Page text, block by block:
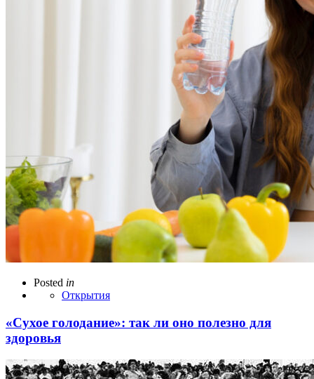
Posted in
Открытия
«Сухое голодание»: так ли оно полезно для
здоровья